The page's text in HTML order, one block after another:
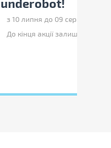
2 дні